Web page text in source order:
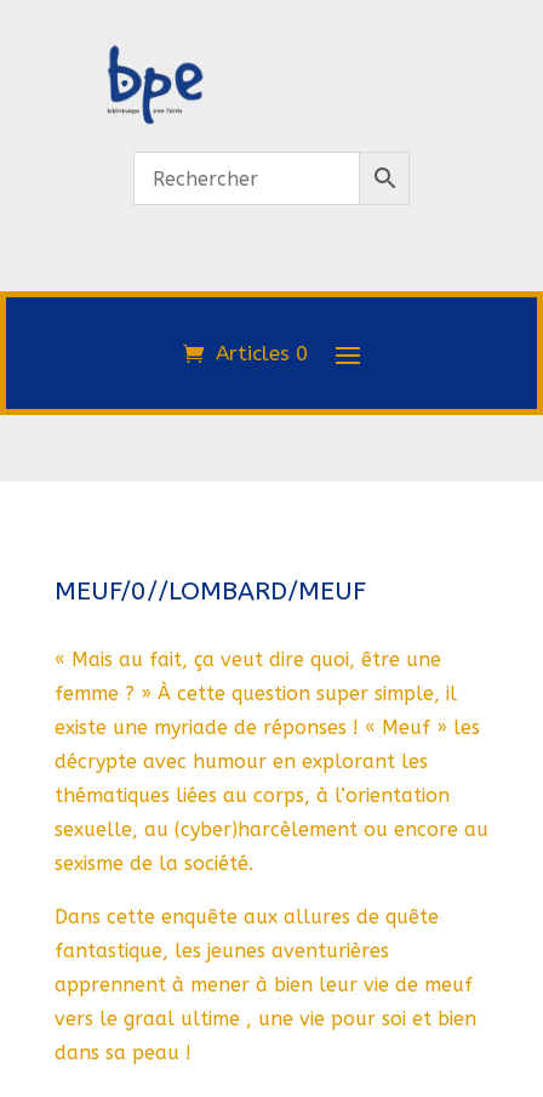
Articles 0
MEUF/0//LOMBARD/MEUF
« Mais au fait, ça veut dire quoi, être une
femme ? » À cette question super simple, il
existe une myriade de réponses ! « Meuf » les
décrypte avec humour en explorant les
thématiques liées au corps, à l’orientation
sexuelle, au (cyber)harcèlement ou encore au
sexisme de la société.
Dans cette enquête aux allures de quête
fantastique, les jeunes aventurières
apprennent à mener à bien leur vie de meuf
vers le graal ultime , une vie pour soi et bien
dans sa peau !